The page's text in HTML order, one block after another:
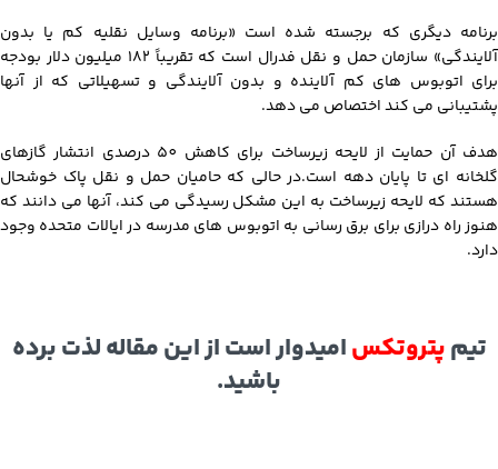
برنامه دیگری که برجسته شده است «برنامه وسایل نقلیه کم یا بدون
آلایندگی» سازمان حمل و نقل فدرال است که تقریباً 182 میلیون دلار بودجه
برای اتوبوس های کم آلاینده و بدون آلایندگی و تسهیلاتی که از آنها
پشتیبانی می کند اختصاص می دهد.
هدف آن حمایت از لایحه زیرساخت برای کاهش 50 درصدی انتشار گازهای
گلخانه ای تا پایان دهه است.در حالی که حامیان حمل و نقل پاک خوشحال
هستند که لایحه زیرساخت به این مشکل رسیدگی می کند، آنها می دانند که
هنوز راه درازی برای برق رسانی به اتوبوس های مدرسه در ایالات متحده وجود
دارد.
تیمپتروتکسامیدوار است از این مقاله لذت برده
باشید.